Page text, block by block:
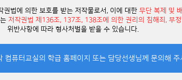
권법에 의한 보호를 받는 저작물로서, 이에 대한 무단 복제 및
저작권법 제136조, 137조, 138조에 의한 권리의 침해죄, 부
위반사항에 따라 형사처벌을 받을 수 있습니다.
컴퓨터교실의 학급 홈페이지 또는 담당선생님께 문의해 주